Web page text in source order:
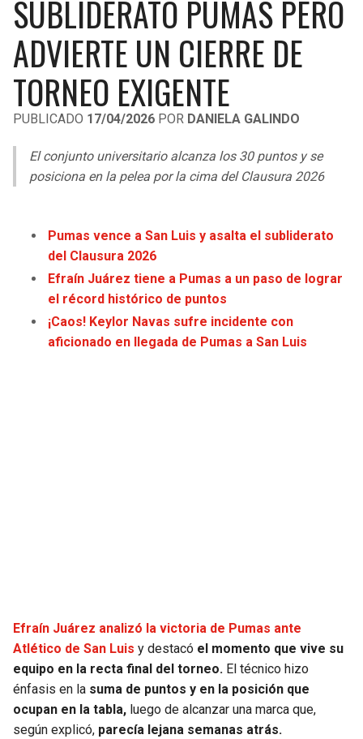
LIGA DE EXPANSIÓN MX
LEAGUES CUP
UEFA EUROPA LEAGUE
UEFA CONFERENCE LEAGUE
MLS
COPA LIBERTADORES
COPA SUDAMERICANA
OTRAS LIGAS
RAIDERS
CHARGERS
RAVENS
BENGALS
STEELERS
TEXANS
COLTS
CARDINALS
RAMS
49ERS
CAVALIERS
PISTONS
PACERS
BUCKS
HORNETS
HEAT
MAGIC
MAVERICKS
ROCKETS
GRIZZLIES
SUBLIDERATO PUMAS PERO
ADVIERTE UN CIERRE DE
TORNEO EXIGENTE
PUBLICADO 17/04/2026 POR DANIELA GALINDO
El conjunto universitario alcanza los 30 puntos y se
posiciona en la pelea por la cima del Clausura 2026
Pumas vence a San Luis y asalta el subliderato
del Clausura 2026
Efraín Juárez tiene a Pumas a un paso de lograr
el récord histórico de puntos
¡Caos! Keylor Navas sufre incidente con
aficionado en llegada de Pumas a San Luis
Efraín Juárez analizó la victoria de Pumas ante
Atlético de San Luis y destacó el momento que vive su
equipo en la recta final del torneo. El técnico hizo
énfasis en la suma de puntos y en la posición que
ocupan en la tabla, luego de alcanzar una marca que,
según explicó, parecía lejana semanas atrás.